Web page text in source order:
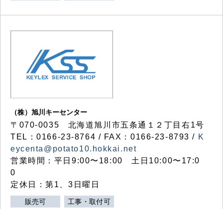
（株）旭川キーセンター
〒070-0035 北海道旭川市五条通１２丁目右1号
TEL：0166-23-8764 / FAX：0166-23-8793 / K
eycenta@potato10.hokkai.net
営業時間：平日9:00〜18:00 土日10:00〜17:0
0
定休日：第1、3日曜日
販売可 工事・取付可